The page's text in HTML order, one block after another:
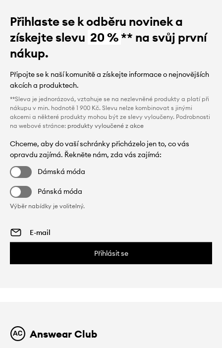
Přihlaste se k odběru novinek a
získejte slevu 20 %** na svůj první
nákup.
Připojte se k naší komunitě a získejte informace o nejnovějších
akcích a produktech.
**Sleva je jednorázová, vztahuje se na nezlevněné produkty a platí při
nákupu v min. hodnotě 1 900 Kč. Slevu nelze kombinovat s jinými
akcemi a některé produkty mohou být ze slevy vyloučeny. Podrobnosti
na webové stránce: produkty vyloučené z akce
Chceme, aby do vaší schránky přicházelo jen to, co vás
opravdu zajímá. Řekněte nám, zda vás zajímá:
Dámská móda
Pánská móda
Výběr nabídky je volitelný.
Přihlásit se
Answear Club